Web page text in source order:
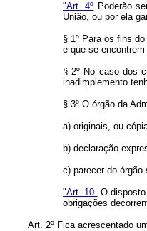
"Art. 4º Poderão
União, ou por ela
§ 1º Para os fins
e que se
§ 2º No caso dos
inadimplemento
§ 3º O órgão da
a) originais, ou
b) declaração
c) parecer do
"Art. 10. O
obrigações
Art. 2º Fica acrescentado